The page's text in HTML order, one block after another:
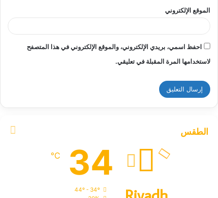
الموقع الإلكتروني
احفظ اسمي، بريدي الإلكتروني، والموقع الإلكتروني في هذا المتصفح
لاستخدامها المرة المقبلة في تعليقي.
الطقس
34
℃
44º - 34º